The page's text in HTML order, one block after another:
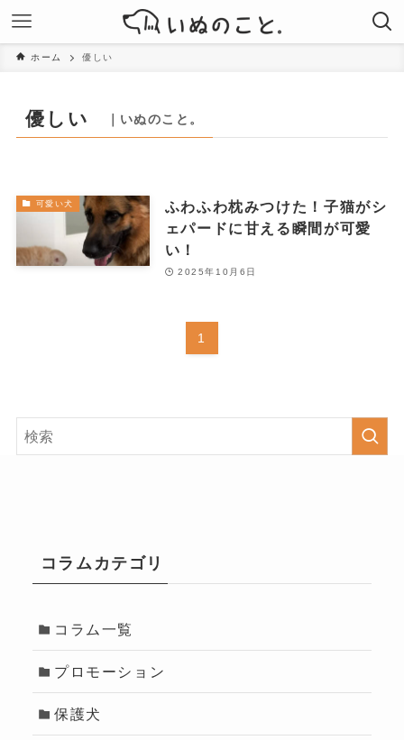
ホーム 優しい
優しい ｜いぬのこと。
可愛い犬
ふわふわ枕みつけた！子猫がシ
ェパードに甘える瞬間が可愛
い！
2025年10月6日
1
コラムカテゴリ
コラム一覧
プロモーション
保護犬